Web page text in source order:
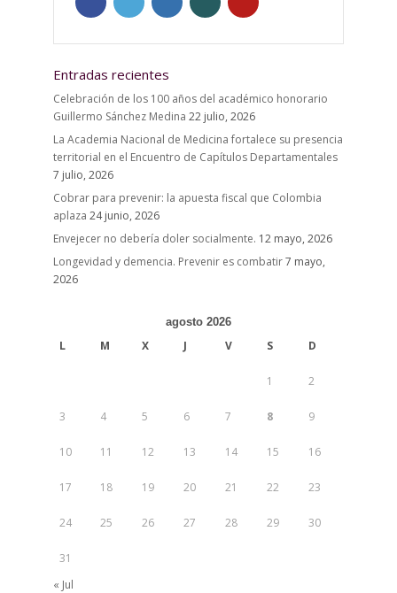
Entradas recientes
Celebración de los 100 años del académico honorario
Guillermo Sánchez Medina 22 julio, 2026
La Academia Nacional de Medicina fortalece su presencia
territorial en el Encuentro de Capítulos Departamentales
7 julio, 2026
Cobrar para prevenir: la apuesta fiscal que Colombia
aplaza 24 junio, 2026
Envejecer no debería doler socialmente. 12 mayo, 2026
Longevidad y demencia. Prevenir es combatir7 mayo,
2026
agosto 2026
L M X J V S D
1 2
3 4 5 6 7 8 9
10 11 12 13 14 15 16
17 18 19 20 21 22 23
24 25 26 27 28 29 30
31
« Jul